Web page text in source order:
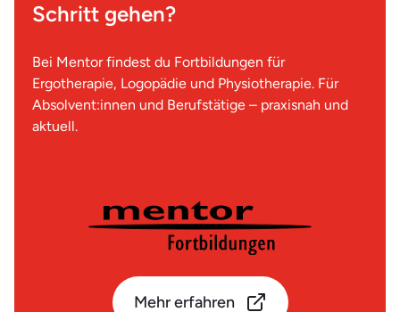
Schritt gehen?
Bei Mentor findest du Fortbildungen für
Ergotherapie, Logopädie und Physiotherapie. Für
Absolvent:innen und Berufstätige – praxisnah und
aktuell.
Mehr erfahren